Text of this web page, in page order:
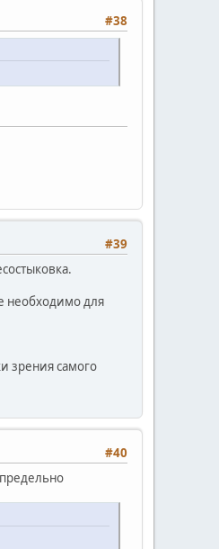
#38
#39
необходимо для
зрения самого
#40